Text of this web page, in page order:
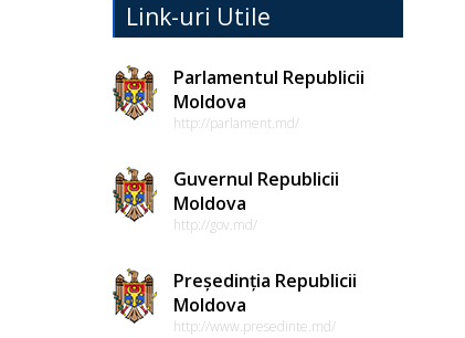
Link-uri Utile
Parlamentul Republicii
Moldova
http://parlament.md/
Guvernul Republicii
Moldova
http://gov.md/
Președinția Republicii
Moldova
http://www.presedinte.md/